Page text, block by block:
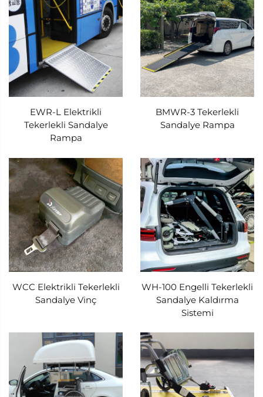
EWR-L Elektrikli
Tekerlekli Sandalye
Rampa
BMWR-3 Tekerlekli
Sandalye Rampa
WCC Elektrikli Tekerlekli
Sandalye Vinç
WH-100 Engelli Tekerlekli
Sandalye Kaldırma
Sistemi